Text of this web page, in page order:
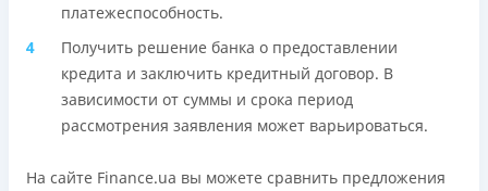
платежеспособность.
Получить решение банка о предоставлении
кредита и заключить кредитный договор. В
зависимости от суммы и срока период
рассмотрения заявления может варьироваться.
На сайте Finance.ua вы можете сравнить предложения